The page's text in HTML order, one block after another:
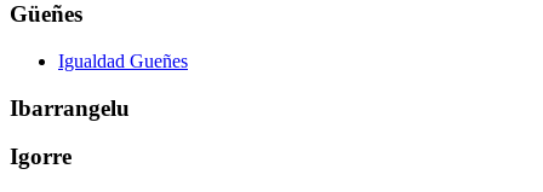
Güeñes
Igualdad Gueñes
Ibarrangelu
Igorre